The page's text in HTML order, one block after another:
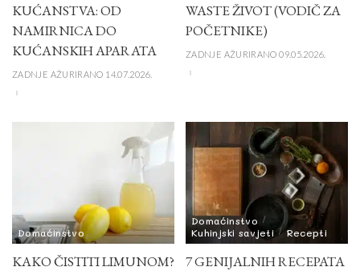
KUĆANSTVA: OD
NAMIRNICA DO
KUĆANSKIH APARATA
ZADNJE AŽURIRANO 14.07.2026.
WASTE ŽIVOT (VODIČ ZA
POČETNIKE)
ZADNJE AŽURIRANO 09.05.2026.
Domaćinstvo
KAKO ČISTITI LIMUNOM?
Domaćinstvo
Kuhinjski savjeti
Recepti
7 GENIJALNIH RECEPATA